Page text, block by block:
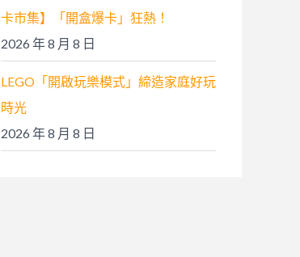
卡市集】「開盒爆卡」狂熱！
2026 年 8 月 8 日
LEGO「開啟玩樂模式」締造家庭好玩
時光
2026 年 8 月 8 日